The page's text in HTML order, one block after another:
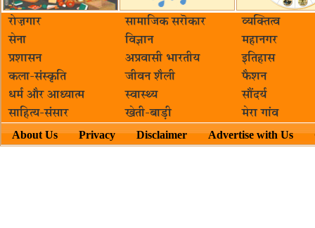
रोज़गार सामाजिक सरॊकार‌
व्यक्तित्व
सेना
विज्ञान
महानगर
प्रशासन
अप्रवासी भारतीय
इतिहास
कला-संस्कृति
जीवन शैली
फैशन
धर्म और आध्यात्म
स्वास्थ्य
सौंदर्य
साहित्य-संसार
खेती-बाड़ी मेरा गांव
About Us Privacy Disclaimer Advertise with Us